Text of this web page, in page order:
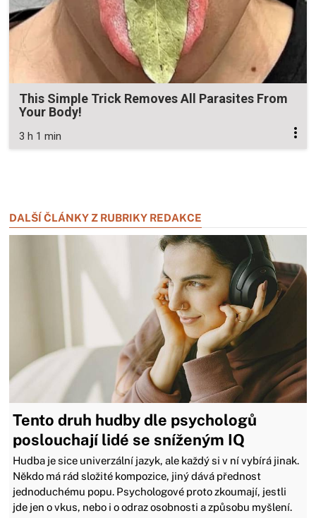
This Simple Trick Removes All Parasites From
Your Body!
3 h 1 min
DALŠÍ ČLÁNKY Z RUBRIKY REDAKCE
Tento druh hudby dle psychologů
poslouchají lidé se sníženým IQ
Hudba je sice univerzální jazyk, ale každý si v ní vybírá jinak.
Někdo má rád složité kompozice, jiný dává přednost
jednoduchému popu. Psychologové proto zkoumají, jestli
jde jen o vkus, nebo i o odraz osobnosti a způsobu myšlení.